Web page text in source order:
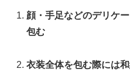
顔・手足などのデリケ
包む
衣装全体を包む際には